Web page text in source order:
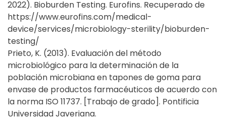
2022). Bioburden Testing. Eurofins. Recuperado de
https://www.eurofins.com/medical-
device/services/microbiology-sterility/bioburden-
testing/
Prieto, K. (2013). Evaluación del método
microbiológico para la determinación de la
población microbiana en tapones de goma para
envase de productos farmacéuticos de acuerdo con
la norma ISO 11737. [Trabajo de grado]. Pontificia
Universidad Javeriana.